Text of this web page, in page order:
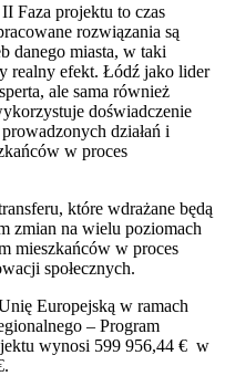
Faza projektu to czas
rozwiązania są
danego miasta, w taki
realny efekt. Łódź jako lider
ale sama również
doświadczenie
działań i
w proces
które wdrażane będą
zmian na wielu poziomach
mieszkańców w proces
społecznych.
Europejską w ramach
– Program
wynosi 599 956,44 € w